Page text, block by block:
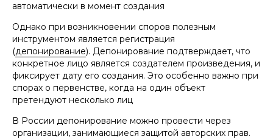
автоматически в момент создания
Однако при возникновении споров полезным
инструментом является регистрация
(депонирование). Депонирование подтверждает, что
конкретное лицо является создателем произведения, и
фиксирует дату его создания. Это особенно важно при
спорах о первенстве, когда на один объект
претендуют несколько лиц
В России депонирование можно провести через
организации, занимающиеся защитой авторских прав.